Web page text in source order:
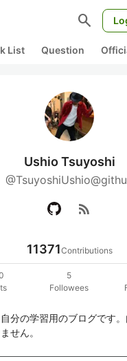
search
List Question
Ushio Tsuyoshi
rss_feed
11371Contributions
5
Followees
分の学習用のブログです
せん。